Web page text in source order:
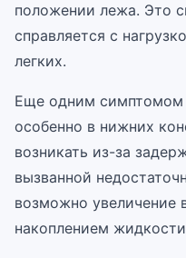
положении лежа. Это
справляется с
легких.
Еще одним симптомом
особенно в нижних
возникать из-за
вызванной
возможно увеличение
накоплением